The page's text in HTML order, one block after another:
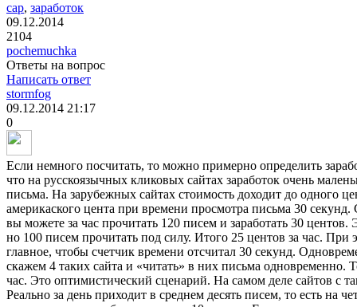
cap, заработок
09.12.2014
2104
pochemuchka
Ответы на вопрос
Написать ответ
stormfog
09.12.2014 21:17
0
Если немного посчитать, то можно примерно определить
что на русскоязычных кликовых сайтах заработок очень
письма. На зарубежных сайтах стоимость доходит до одного
америкаского цента при времени просмотра письма 30
вы можете за час прочитать 120 писем и заработать 30
но 100 писем прочитать под силу. Итого 25 центов за час. При
главное, чтобы счетчик времени отсчитал 30 секунд.
скажем 4 таких сайта и «читать» в них письма одновременно.
час. Это оптимистический сценарий. На самом деле сайтов с
Реально за день приходит в среднем десять писем, то есть на